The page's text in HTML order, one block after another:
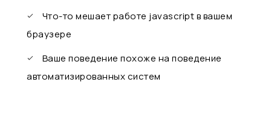
Что-то мешает работе javascript в вашем
браузере
Ваше поведение похоже на поведение
автоматизированных систем